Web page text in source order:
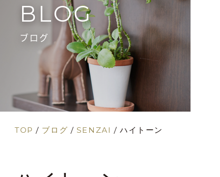
BLOG
ブログ
TOP / ブログ / SENZAI /ハイトーン